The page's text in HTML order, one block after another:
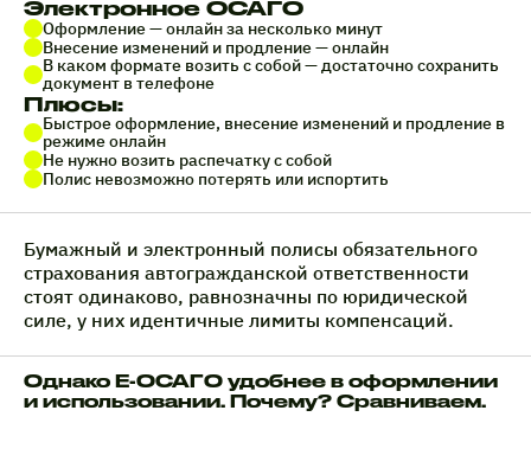
Электронное ОСАГО
Оформление — онлайн за несколько минут
Внесение изменений и продление — онлайн
В каком формате возить с собой — достаточно сохранить
документ в телефоне
Плюсы:
Быстрое оформление, внесение изменений и продление в
режиме онлайн
Не нужно возить распечатку с собой
Полис невозможно потерять или испортить
Бумажный и электронный полисы обязательного
страхования автогражданской ответственности
стоят одинаково, равнозначны по юридической
силе, у них идентичные лимиты компенсаций.
Однако Е-ОСАГО удобнее в оформлении
и использовании. Почему? Сравниваем.